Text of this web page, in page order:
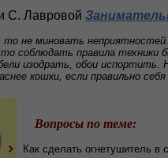
С. Лавровой
не миновать
соблюдать правила техники
изодрать, обои
кошки, если правильно
Вопросы по теме:
Как сделать огнетушитель в